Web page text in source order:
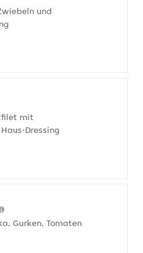
und
mit
Dressing
Gurken, Tomaten